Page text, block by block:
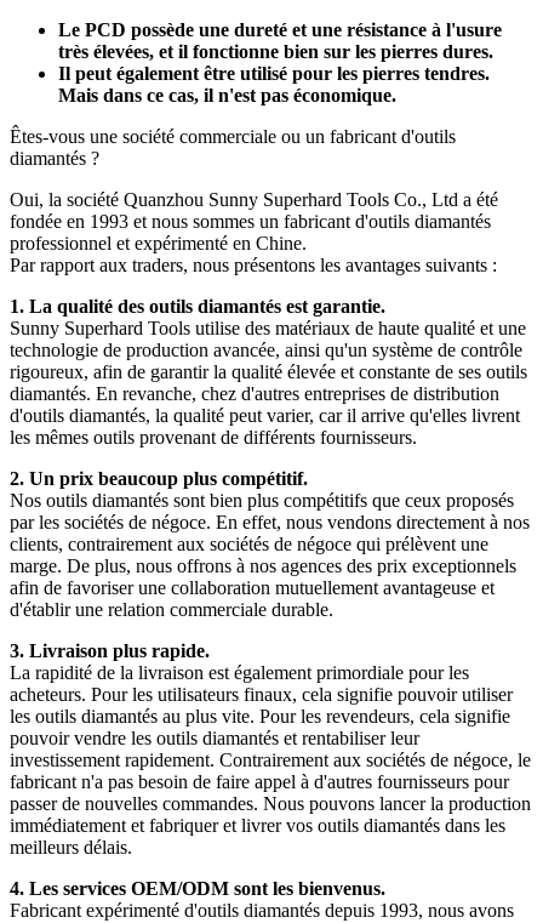
Le PCD possède une dureté et une résistance à l'usure
très élevées, et il fonctionne bien sur les pierres dures.
Il peut également être utilisé pour les pierres tendres.
Mais dans ce cas, il n'est pas économique.
Êtes-vous une société commerciale ou un fabricant d'outils
diamantés ?
Oui, la société Quanzhou Sunny Superhard Tools Co., Ltd a été
fondée en 1993 et ​​nous sommes un fabricant d'outils diamantés
professionnel et expérimenté en Chine.
Par rapport aux traders, nous présentons les avantages suivants :
1. La qualité des outils diamantés est garantie.
Sunny Superhard Tools utilise des matériaux de haute qualité et une
technologie de production avancée, ainsi qu'un système de contrôle
rigoureux, afin de garantir la qualité élevée et constante de ses outils
diamantés. En revanche, chez d'autres entreprises de distribution
d'outils diamantés, la qualité peut varier, car il arrive qu'elles livrent
les mêmes outils provenant de différents fournisseurs.
2. Un prix beaucoup plus compétitif.
Nos outils diamantés sont bien plus compétitifs que ceux proposés
par les sociétés de négoce. En effet, nous vendons directement à nos
clients, contrairement aux sociétés de négoce qui prélèvent une
marge. De plus, nous offrons à nos agences des prix exceptionnels
afin de favoriser une collaboration mutuellement avantageuse et
d'établir une relation commerciale durable.
3. Livraison plus rapide.
La rapidité de la livraison est également primordiale pour les
acheteurs. Pour les utilisateurs finaux, cela signifie pouvoir utiliser
les outils diamantés au plus vite. Pour les revendeurs, cela signifie
pouvoir vendre les outils diamantés et rentabiliser leur
investissement rapidement. Contrairement aux sociétés de négoce, le
fabricant n'a pas besoin de faire appel à d'autres fournisseurs pour
passer de nouvelles commandes. Nous pouvons lancer la production
immédiatement et fabriquer et livrer vos outils diamantés dans les
meilleurs délais.
4. Les services OEM/ODM sont les bienvenus.
Fabricant expérimenté d'outils diamantés depuis 1993, nous avons